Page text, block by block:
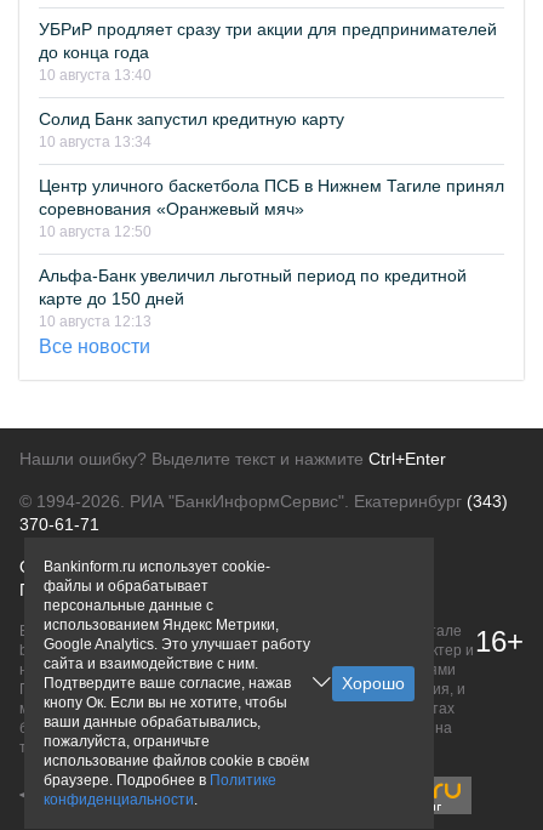
УБРиР продляет сразу три акции для предпринимателей
до конца года
10 августа 13:40
Солид Банк запустил кредитную карту
10 августа 13:34
Центр уличного баскетбола ПСБ в Нижнем Тагиле принял
соревнования «Оранжевый мяч»
10 августа 12:50
Альфа-Банк увеличил льготный период по кредитной
карте до 150 дней
10 августа 12:13
Все новости
Нашли ошибку? Выделите текст и нажмите Ctrl+Enter
© 1994-2026. РИА "БанкИнформСервис". Екатеринбург (343)
370-61-71
О проектеПолитика конфиденциальности
Правовая информацияДля рекламодателей
Вся информация о продуктах банков, размещенная на портале
bankinform.ru, носит исключительно ознакомительный характер и
не является публичной офертой, определяемой положениями
ГК РФ. Информация не содержит точного и полного описания, и
может быть изменена. Конечные условия уточняйте на сайтах
банков или при личном обращении. Исключительное право на
товарные знаки принадлежит их правообладателям.
16+
Bankinform.ru использует cookie-
файлы и обрабатывает
персональные данные с
использованием Яндекс Метрики,
Google Analytics. Это улучшает работу
сайта и взаимодействие с ним.
Подтвердите ваше согласие, нажав
кнопу Ок. Если вы не хотите, чтобы
ваши данные обрабатывались,
пожалуйста, ограничьте
использование файлов cookie в своём
браузере. Подробнее в Политике
конфиденциальности.